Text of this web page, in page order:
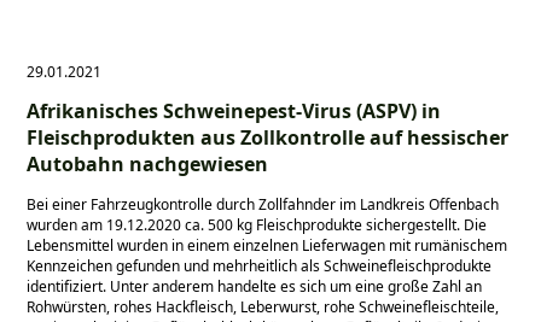
29.01.2021
Afrikanisches Schweinepest-Virus (ASPV) in
Fleischprodukten aus Zollkontrolle auf hessischer
Autobahn nachgewiesen
Bei einer Fahrzeugkontrolle durch Zollfahnder im Landkreis Offenbach
wurden am 19.12.2020 ca. 500 kg Fleischprodukte sichergestellt. Die
Lebensmittel wurden in einem einzelnen Lieferwagen mit rumänischem
Kennzeichen gefunden und mehrheitlich als Schweinefleischprodukte
identifiziert. Unter anderem handelte es sich um eine große Zahl an
Rohwürsten, rohes Hackfleisch, Leberwurst, rohe Schweinefleischteile,